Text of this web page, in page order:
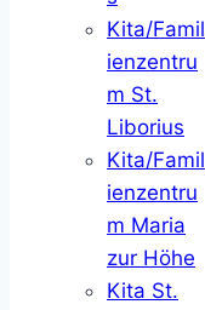
Kita/Famil
ienzentru
m St.
Liborius
Kita/Famil
ienzentru
m Maria
zur Höhe
Kita St.